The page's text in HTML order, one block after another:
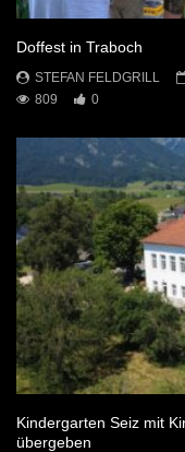
Doffest in Traboch
STEFAN FELDGRILL
809
0
Kindergarten Seiz mit
übergeben